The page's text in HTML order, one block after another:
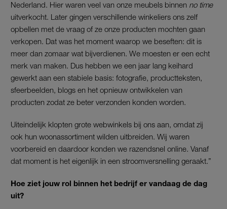
Nederland. Hier waren veel van onze meubels binnen no time
uitverkocht. Later gingen verschillende winkeliers ons zelf
opbellen met de vraag of ze onze producten mochten gaan
verkopen. Dat was het moment waarop we beseften: dit is
meer dan zomaar wat bijverdienen. We moesten er een echt
merk van maken. Dus hebben we een jaar lang keihard
gewerkt aan een stabiele basis: fotografie, productteksten,
sfeerbeelden, blogs en het opnieuw ontwikkelen van
producten zodat ze beter verzonden konden worden.
Uiteindelijk klopten grote webwinkels bij ons aan, omdat zij
ook hun woonassortiment wilden uitbreiden. Wij waren
voorbereid en daardoor konden we razendsnel online. Vanaf
dat moment is het eigenlijk in een stroomversnelling geraakt.”
Hoe ziet jouw rol binnen het bedrijf er vandaag de dag
uit?